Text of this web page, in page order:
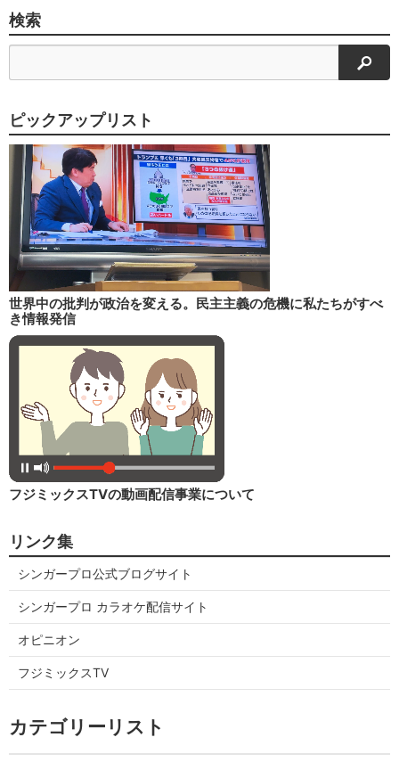
検索
検索
ピックアップリスト
世界中の批判が政治を変える。民主主義の危機に私たちがすべ
き情報発信
フジミックスTVの動画配信事業について
リンク集
シンガープロ公式ブログサイト
シンガープロ カラオケ配信サイト
オピニオン
フジミックスTV
カテゴリーリスト